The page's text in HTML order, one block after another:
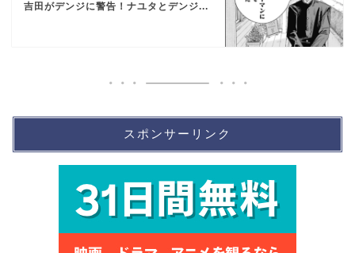
吉田がデンジに警告！ナユタとデンジ...
スポンサーリンク